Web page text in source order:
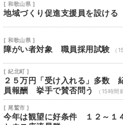
[ 和歌山県 ]
地域づくり促進支援員を設ける
[ 和歌山県 ]
障がい者対象 職員採用試験 （
[ 紀北町 ]
２５万円「受け入れる」多数
員報酬 挙手で賛否問う
（15時間
[ 尾鷲市 ]
今年は観望に好条件 １２～